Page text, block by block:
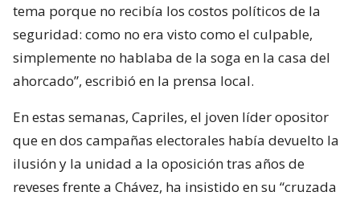
tema porque no recibía los costos políticos de la
seguridad: como no era visto como el culpable,
simplemente no hablaba de la soga en la casa del
ahorcado”, escribió en la prensa local.
En estas semanas, Capriles, el joven líder opositor
que en dos campañas electorales había devuelto la
ilusión y la unidad a la oposición tras años de
reveses frente a Chávez, ha insistido en su “cruzada